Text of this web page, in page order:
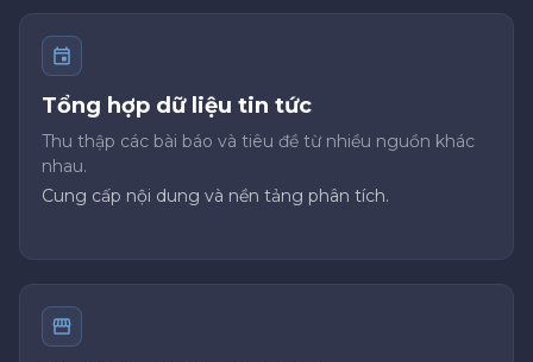
Tổng hợp dữ liệu tin tức
Thu thập các bài báo và tiêu đề từ nhiều nguồn khác
nhau.
Cung cấp nội dung và nền tảng phân tích.